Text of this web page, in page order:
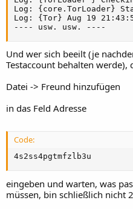
Log: {core.TorLoader}
Log: {Tor} Aug 19
---- usw. usw. ----
Und wer sich beeilt (je
Testaccount behalten
Datei -> Freund hinzufügen
in das Feld Adresse
Code:
4s2ss4pgtmfzlb3u
eingeben und warten, was
müssen, bin schließlich nicht